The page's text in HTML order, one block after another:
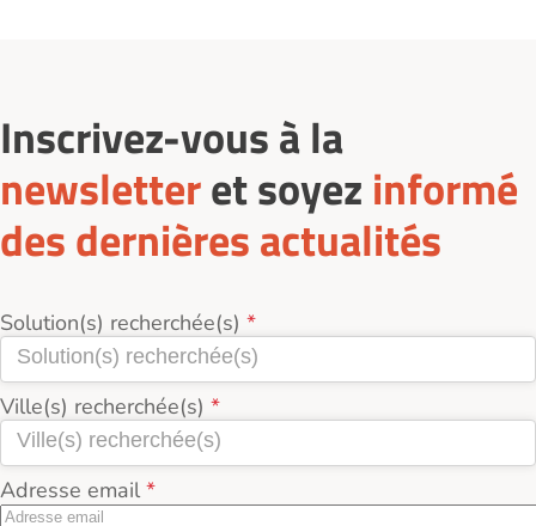
Inscrivez-vous à la
newsletteret soyez informé
des dernières actualités
Solution(s) recherchée(s)
Ville(s) recherchée(s)
Adresse email